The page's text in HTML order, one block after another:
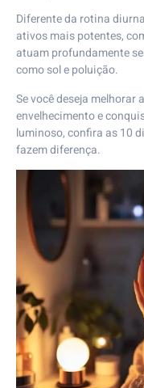
Diferente da rotina
ativos mais potentes,
atuam profundamente
como sol e poluição.
Se você deseja melhorar
envelhecimento e
luminoso, confira as 10
fazem diferença.